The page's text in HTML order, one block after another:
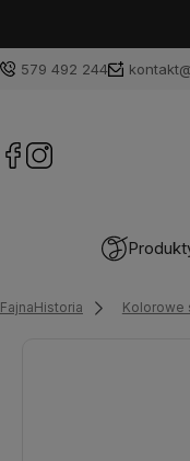
579 492 244
FajnaHistoria Kolorowe